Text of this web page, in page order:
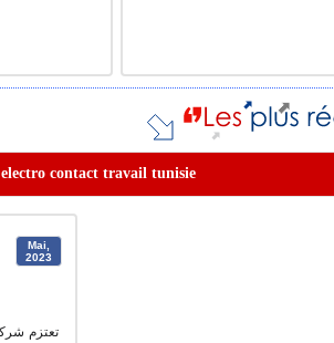
electro contact travail tunisie
Mai,
2023
تعتزم